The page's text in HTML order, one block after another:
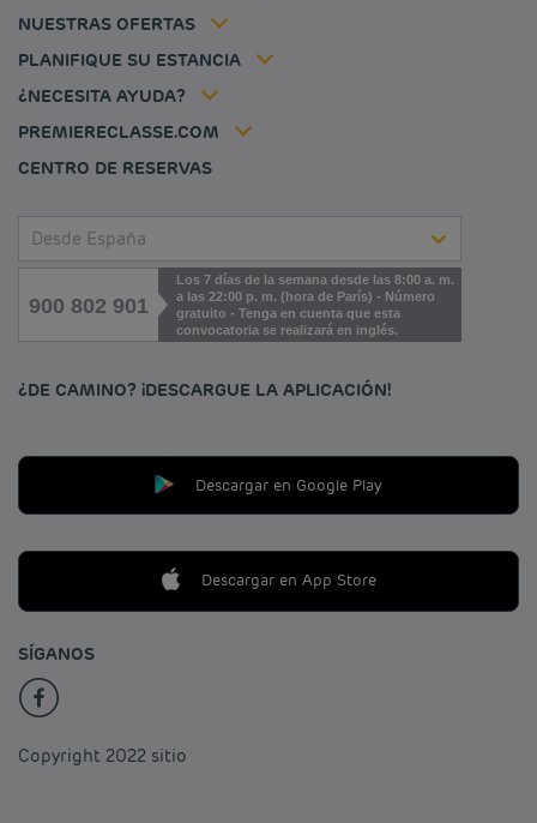
NUESTRAS OFERTAS
PLANIFIQUE SU ESTANCIA
Mi reserva
Politique animaux de compagnie
¿NECESITA AYUDA?
PREMIERECLASSE.COM
Empleo
Jin Jiang International
CENTRO DE RESERVAS
Desde España
900 802 901
Los 7 días de la semana desde las 8:00 a. m.
a las 22:00 p. m. (hora de París) - Número
gratuito - Tenga en cuenta que esta
convocatoria se realizará en inglés.
¿DE CAMINO? ¡DESCARGUE LA APLICACIÓN!
Descargar en Google Play
Descargar en App Store
SÍGANOS
Copyright 2022 sitio